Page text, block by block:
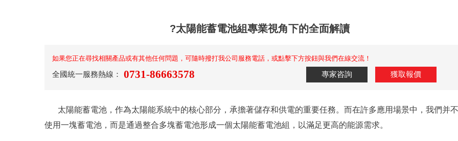
?太陽能蓄電池組專業視角下的全面解讀
如果您正在尋找相關產品或有其他任何問題，可隨時撥打我公司服務電話，或點擊下方按鈕與我們在線交流！
全國統一服務熱線： 0731-86663578 專家咨詢 獲取報價
太陽能蓄電池，作為太陽能系統中的核心部分，承擔著儲存和供電的重要任務。而在許多應用場景中，我們并
使用一塊蓄電池，而是通過整合多塊蓄電池形成一個太陽能蓄電池組，以滿足更高的能源需求。